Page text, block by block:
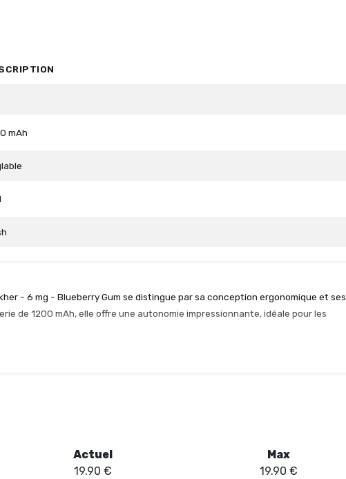
mAh
- 6 mg - Blueberry Gum se distingue par sa conception ergonomique et ses
de 1200 mAh, elle offre une autonomie impressionnante, idéale pour les
grâce à son airflow réglable, qui permet de passer d’une inhalation
ainsi une flexibilité appréciable. Les deux pods préremplis de 2 ml d’e-liquide
vape à la recherche d’une expérience à la fois pratique et savoureuse.
Actuel
19.90 €
Max
19.90 €